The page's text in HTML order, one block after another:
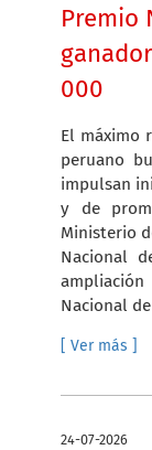
Premio
000
El máximo
peruano
impulsan
y de
Ministerio
Nacional
Nacional
[ Ver más ]
24-07-2026